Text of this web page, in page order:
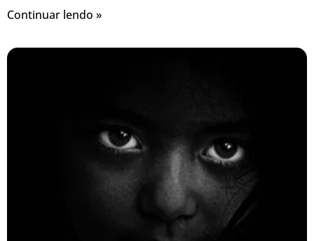
Continuar lendo »